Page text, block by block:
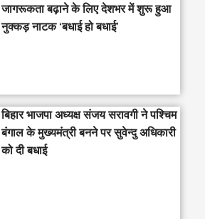
जागरूकता बढ़ाने के लिए देशभर में शुरू हुआ
नुक्कड़ नाटक ‘बधाई हो बधाई’
‎बिहार भाजपा अध्यक्ष संजय सरावगी ने पश्चिम
बंगाल के मुख्यमंत्री बनने पर सुवेन्दु अधिकारी
को दी बधाई